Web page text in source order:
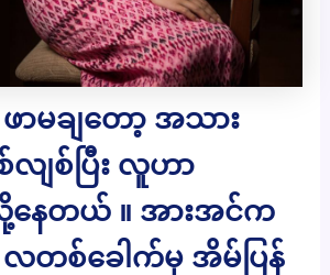
ာမချတော့ အသား
ျစ်ပြီး လူဟာ
နေတယ် ။ အားအင်က
တစ်ခေါက်မှ အိမ်ပြန်